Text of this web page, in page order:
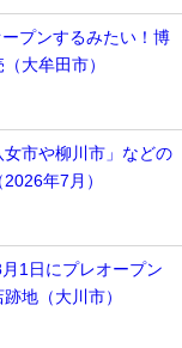
プンするみたい！博
大牟田市）
市や柳川市」などの
年7月）
1日にプレオープン
地（大川市）